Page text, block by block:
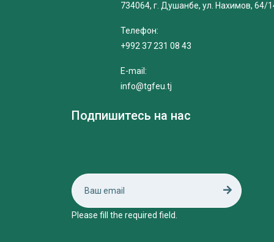
734064, г. Душанбе, ул. Нахимов, 64/
Телефон:
+992 37 231 08 43
E-mail:
info@tgfeu.tj
Подпишитесь на нас
Please fill the required field.